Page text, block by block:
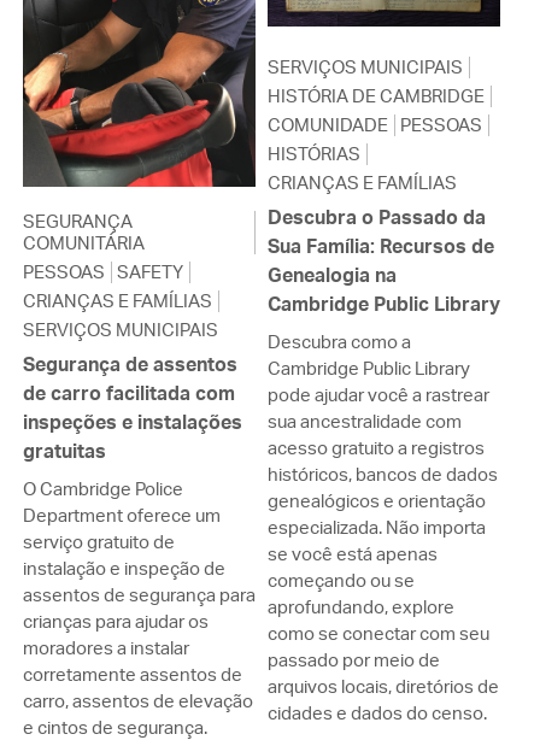
SEGURANÇA
COMUNITÁRIA
PESSOAS SAFETY
CRIANÇAS E FAMÍLIAS
SERVIÇOS MUNICIPAIS
Segurança de assentos
de carro facilitada com
inspeções e instalações
gratuitas
O Cambridge Police
Department oferece um
serviço gratuito de
instalação e inspeção de
assentos de segurança para
crianças para ajudar os
moradores a instalar
corretamente assentos de
carro, assentos de elevação
e cintos de segurança.
SERVIÇOS MUNICIPAIS
HISTÓRIA DE CAMBRIDGE
COMUNIDADE PESSOAS
HISTÓRIAS
CRIANÇAS E FAMÍLIAS
Descubra o Passado da
Sua Família: Recursos de
Genealogia na
Cambridge Public Library
Descubra como a
Cambridge Public Library
pode ajudar você a rastrear
sua ancestralidade com
acesso gratuito a registros
históricos, bancos de dados
genealógicos e orientação
especializada. Não importa
se você está apenas
começando ou se
aprofundando, explore
como se conectar com seu
passado por meio de
arquivos locais, diretórios de
cidades e dados do censo.